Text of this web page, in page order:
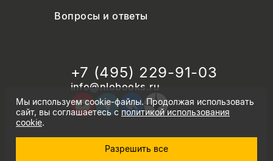
Вопросы и ответы
+7 (495) 229-91-03
info@nlobooks.ru
© Новое литературное обозрение. 2026
Мы используем cookie-файлы. Продолжая использовать
сайт, вы соглашаетесь сполитикой использования
cookie.
Разрешить все